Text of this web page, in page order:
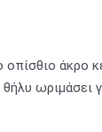
ωριμάσει